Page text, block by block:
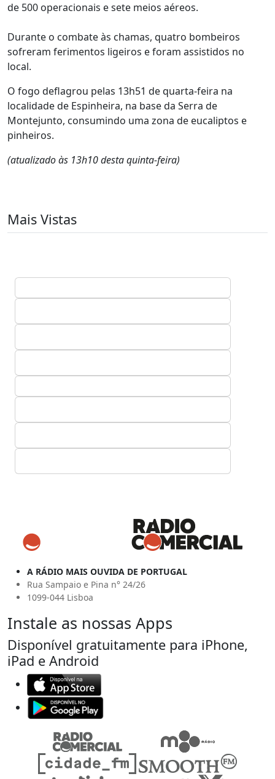
de 500 operacionais e sete meios aéreos.
Durante o combate às chamas, quatro bombeiros
sofreram ferimentos ligeiros e foram assistidos no
local.
O fogo deflagrou pelas 13h51 de quarta-feira na
localidade de Espinheira, na base da Serra de
Montejunto, consumindo uma zona de eucaliptos e
pinheiros.
(atualizado às 13h10 desta quinta-feira)
Mais Vistas
A RÁDIO MAIS OUVIDA DE PORTUGAL
Rua Sampaio e Pina n° 24/26
1099-044 Lisboa
Instale as nossas Apps
Disponível gratuitamente para iPhone,
iPad e Android